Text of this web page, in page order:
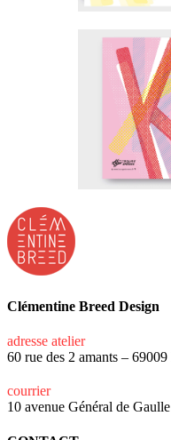
Clémentine Breed Design
adresse atelier
60 rue des 2 amants –
courrier
10 avenue Général de